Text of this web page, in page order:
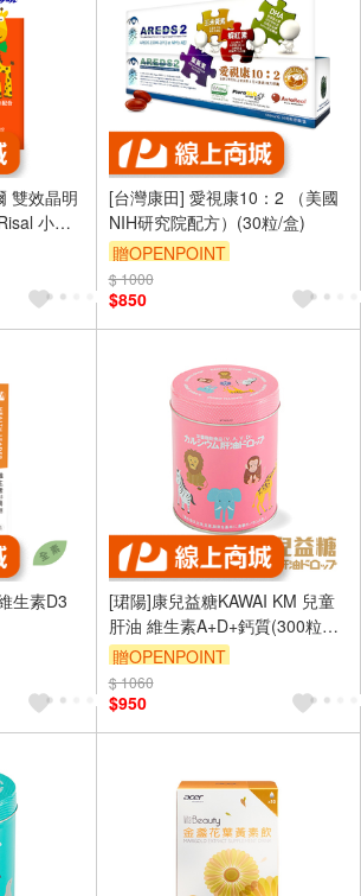
雙效晶明
小兒
[台灣康田] 愛視康10：2 （美國
NIH研究院配方）(30粒/盒)
贈OPENPOINT
$ 1000
$850
生素D3
[珺陽]康兒益糖KAWAI KM 兒童
肝油 維生素A+D+鈣質(300粒裝-
哈密瓜風味)
贈OPENPOINT
$ 1060
$950